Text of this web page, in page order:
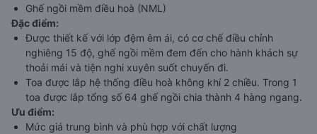
Ghế ngồi mềm điều hoà (NML)
Đặc điểm:
Được thiết kế với lớp đệm êm ái, có cơ chế điều chỉnh
nghiêng 15 độ, ghế ngồi mềm đem đến cho hành khách sự
thoải mái và tiện nghi xuyên suốt chuyến đi.
Toa được lắp hệ thống điều hoà không khí 2 chiều. Trong 1
toa được lắp tổng số 64 ghế ngồi chia thành 4 hàng ngang.
Ưu điểm:
Mức giá trung bình và phù hợp với chất lượng